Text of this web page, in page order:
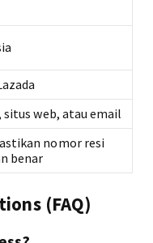
web, atau email
nomor resi
benar
(FAQ)